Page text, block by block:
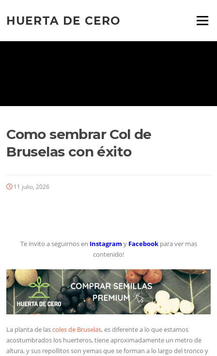
contenido
HUERTA DE CERO Menú
Como sembrar Col de
Bruselas con éxito
11 julio, 2026
Te invito a seguirnos en Instagram y Facebook para ver mas
contenido!
La planta de lascoles de Bruselas, es diferente a lo que estamos
acostumbrados los huerteros, tiene aproximadamente un metro de
altura, y sus repollitos son yemas que se forman a lo largo del tronco y